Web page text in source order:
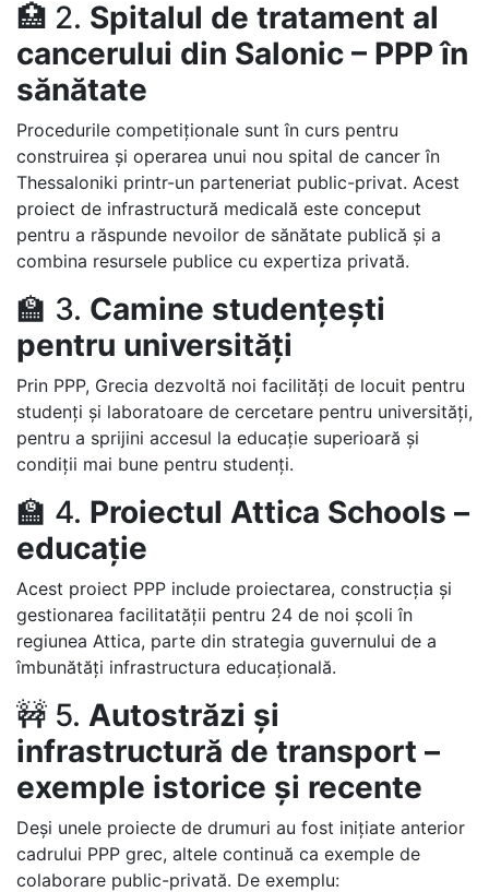
🏥 2. Spitalul de tratament al
cancerului din Salonic – PPP în
sănătate
Procedurile competiționale sunt în curs pentru
construirea și operarea unui nou spital de cancer în
Thessaloniki printr-un parteneriat public-privat. Acest
proiect de infrastructură medicală este conceput
pentru a răspunde nevoilor de sănătate publică și a
combina resursele publice cu expertiza privată.
🏫 3. Camine studențești
pentru universități
Prin PPP, Grecia dezvoltă noi facilități de locuit pentru
studenți și laboratoare de cercetare pentru universități,
pentru a sprijini accesul la educație superioară și
condiții mai bune pentru studenți.
🏫 4. Proiectul Attica Schools –
educație
Acest proiect PPP include proiectarea, construcția și
gestionarea facilitatății pentru 24 de noi școli în
regiunea Attica, parte din strategia guvernului de a
îmbunătăți infrastructura educațională.
🚧 5. Autostrăzi și
infrastructură de transport –
exemple istorice și recente
Deși unele proiecte de drumuri au fost inițiate anterior
cadrului PPP grec, altele continuă ca exemple de
colaborare public-privată. De exemplu: